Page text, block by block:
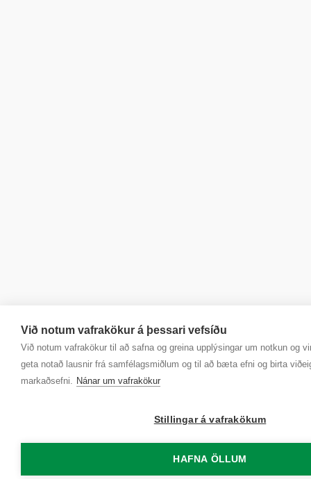
Við notum vafrakökur á þessari vefsíðu
Við notum vafrakökur til að safna og greina upplýsingar um notkun og
geta notað lausnir frá samfélagsmiðlum og til að bæta efni og birta
markaðsefni. Nánar um vafrakökur
Stillingar á vafrakökum
HAFNA ÖLLUM